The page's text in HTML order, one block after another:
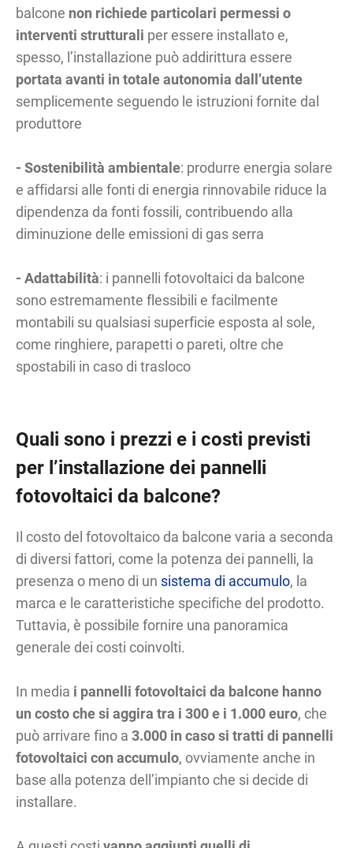
balcone non richiede particolari permessi o
interventi strutturali per essere installato e,
spesso, l’installazione può addirittura essere
portata avanti in totale autonomia dall’utente
semplicemente seguendo le istruzioni fornite dal
produttore
- Sostenibilità ambientale: produrre energia solare
e affidarsi alle fonti di energia rinnovabile riduce la
dipendenza da fonti fossili, contribuendo alla
diminuzione delle emissioni di gas serra
- Adattabilità: i pannelli fotovoltaici da balcone
sono estremamente flessibili e facilmente
montabili su qualsiasi superficie esposta al sole,
come ringhiere, parapetti o pareti, oltre che
spostabili in caso di trasloco
Quali sono i prezzi e i costi previsti
per l’installazione dei pannelli
fotovoltaici da balcone?
Il costo del fotovoltaico da balcone varia a seconda
di diversi fattori, come la potenza dei pannelli, la
presenza o meno di un sistema di accumulo, la
marca e le caratteristiche specifiche del prodotto.
Tuttavia, è possibile fornire una panoramica
generale dei costi coinvolti.
In media i pannelli fotovoltaici da balcone hanno
un costo che si aggira tra i 300 e i 1.000 euro, che
può arrivare fino a3.000 in caso si tratti di pannelli
fotovoltaici con accumulo, ovviamente anche in
base alla potenza dell’impianto che si decide di
installare.